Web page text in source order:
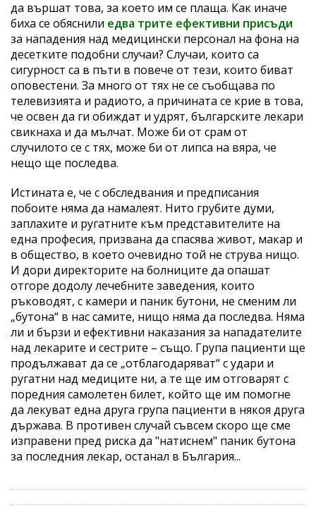
да вършат това, за което им се плаща. Как иначе
биха се обяснили едва трите ефективни присъди
за нападения над медицински персонал на фона на
десетките подобни случаи? Случаи, които са
сигурност са в пъти в повече от тези, които биват
оповестени. За много от тях не се съобщава по
телевизията и радиото, а причината се крие в това,
че освен да ги обиждат и удрят, българските лекари
свикнаха и да мълчат. Може би от срам от
случилото се с тях, може би от липса на вяра, че
нещо ще последва.
Истината е, че с обследвания и предписания
побоите няма да намалеят. Нито грубите думи,
заплахите и ругатните към представителите на
една професия, призвана да спасява живот, макар и
в общество, в което очевидно той не струва нищо.
И дори директорите на болниците да опашат
отгоре додолу лечебните заведения, които
ръководят, с камери и паник бутони, не сменим ли
„бутона“ в нас самите, нищо няма да последва. Няма
ли и бързи и ефективни наказания за нападателите
над лекарите и сестрите – също. Група пациенти ще
продължават да се „отблагодаряват“ с удари и
ругатни над медиците ни, а те ще им отговарят с
поредния самолетен билет, който ще им помогне
да лекуват една друга група пациенти в някоя друга
държава. В противен случай съвсем скоро ще сме
изправени пред риска да "натиснем" паник бутона
за последния лекар, останал в България...